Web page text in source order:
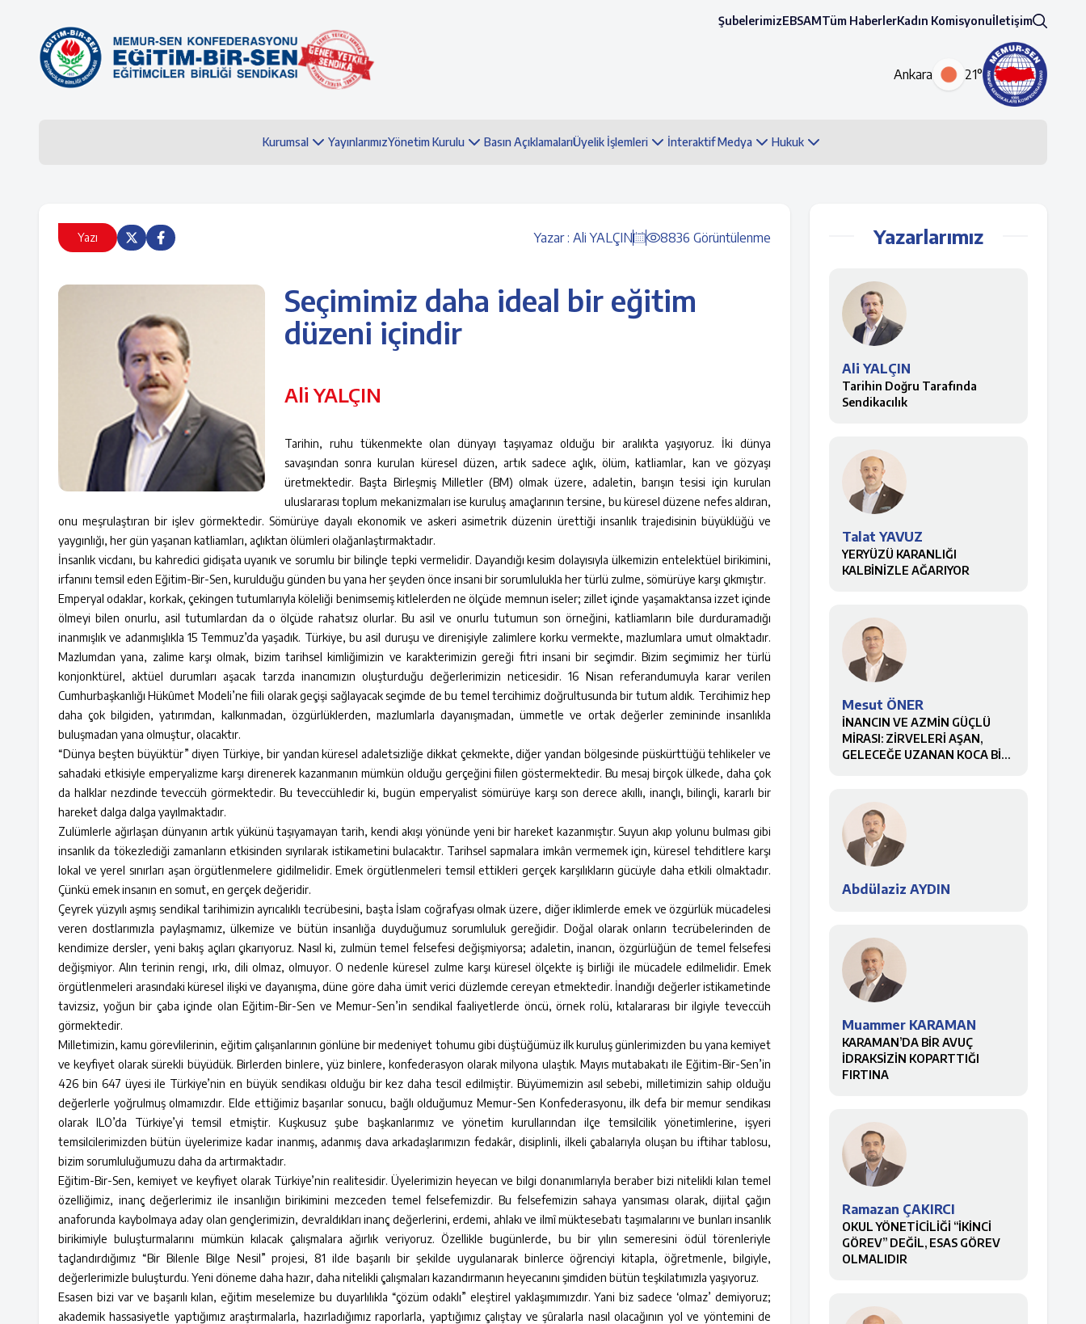
ŞubelerimizEBSAMTüm HaberlerKadın Komisyonuİletişim
Ankara 21°
Kurumsal YayınlarımızYönetim Kurulu Basın AçıklamalarıÜyelik İşlemleri İnteraktif Medya Hukuk
Yazı Yazar : Ali YALÇIN 8836 Görüntülenme
Seçimimiz daha ideal bir eğitim
düzeni içindir
Ali YALÇIN
Tarihin, ruhu tükenmekte olan dünyayı taşıyamaz olduğu bir aralıkta yaşıyoruz. İki dünya
savaşından sonra kurulan küresel düzen, artık sadece açlık, ölüm, katliamlar, kan ve gözyaşı
üretmektedir. Başta Birleşmiş Milletler (BM) olmak üzere, adaletin, barışın tesisi için kurulan
uluslararası toplum mekanizmaları ise kuruluş amaçlarının tersine, bu küresel düzene nefes aldıran,
onu meşrulaştıran bir işlev görmektedir. Sömürüye dayalı ekonomik ve askeri asimetrik düzenin ürettiği insanlık trajedisinin büyüklüğü ve
yaygınlığı, her gün yaşanan katliamları, açlıktan ölümleri olağanlaştırmaktadır.
İnsanlık vicdanı, bu kahredici gidişata uyanık ve sorumlu bir bilinçle tepki vermelidir. Dayandığı kesim dolayısıyla ülkemizin entelektüel birikimini,
irfanını temsil eden Eğitim-Bir-Sen, kurulduğu günden bu yana her şeyden önce insani bir sorumlulukla her türlü zulme, sömürüye karşı çıkmıştır.
Emperyal odaklar, korkak, çekingen tutumlarıyla köleliği benimsemiş kitlelerden ne ölçüde memnun iseler; zillet içinde yaşamaktansa izzet içinde
ölmeyi bilen onurlu, asil tutumlardan da o ölçüde rahatsız olurlar. Bu asil ve onurlu tutumun son örneğini, katliamların bile durduramadığı
inanmışlık ve adanmışlıkla 15 Temmuz’da yaşadık. Türkiye, bu asil duruşu ve direnişiyle zalimlere korku vermekte, mazlumlara umut olmaktadır.
Mazlumdan yana, zalime karşı olmak, bizim tarihsel kimliğimizin ve karakterimizin gereği fıtri insani bir seçimdir. Bizim seçimimiz her türlü
konjonktürel, aktüel durumları aşacak tarzda inancımızın oluşturduğu değerlerimizin neticesidir. 16 Nisan referandumuyla karar verilen
Cumhurbaşkanlığı Hükûmet Modeli’ne fiili olarak geçişi sağlayacak seçimde de bu temel tercihimiz doğrultusunda bir tutum aldık. Tercihimiz hep
daha çok bilgiden, yatırımdan, kalkınmadan, özgürlüklerden, mazlumlarla dayanışmadan, ümmetle ve ortak değerler zemininde insanlıkla
buluşmadan yana olmuştur, olacaktır.
“Dünya beşten büyüktür” diyen Türkiye, bir yandan küresel adaletsizliğe dikkat çekmekte, diğer yandan bölgesinde püskürttüğü tehlikeler ve
sahadaki etkisiyle emperyalizme karşı direnerek kazanmanın mümkün olduğu gerçeğini fiilen göstermektedir. Bu mesaj birçok ülkede, daha çok
da halklar nezdinde teveccüh görmektedir. Bu teveccühledir ki, bugün emperyalist sömürüye karşı son derece akıllı, inançlı, bilinçli, kararlı bir
hareket dalga dalga yayılmaktadır.
Zulümlerle ağırlaşan dünyanın artık yükünü taşıyamayan tarih, kendi akışı yönünde yeni bir hareket kazanmıştır. Suyun akıp yolunu bulması gibi
insanlık da tökezlediği zamanların etkisinden sıyrılarak istikametini bulacaktır. Tarihsel sapmalara imkân vermemek için, küresel tehditlere karşı
lokal ve yerel sınırları aşan örgütlenmelere gidilmelidir. Emek örgütlenmeleri temsil ettikleri gerçek karşılıkların gücüyle daha etkili olmaktadır.
Çünkü emek insanın en somut, en gerçek değeridir.
Çeyrek yüzyılı aşmış sendikal tarihimizin ayrıcalıklı tecrübesini, başta İslam coğrafyası olmak üzere, diğer iklimlerde emek ve özgürlük mücadelesi
veren dostlarımızla paylaşmamız, ülkemize ve bütün insanlığa duyduğumuz sorumluluk gereğidir. Doğal olarak onların tecrübelerinden de
kendimize dersler, yeni bakış açıları çıkarıyoruz. Nasıl ki, zulmün temel felsefesi değişmiyorsa; adaletin, inancın, özgürlüğün de temel felsefesi
değişmiyor. Alın terinin rengi, ırkı, dili olmaz, olmuyor. O nedenle küresel zulme karşı küresel ölçekte iş birliği ile mücadele edilmelidir. Emek
örgütlenmeleri arasındaki küresel ilişki ve dayanışma, düne göre daha ümit verici düzlemde cereyan etmektedir. İnandığı değerler istikametinde
tavizsiz, yoğun bir çaba içinde olan Eğitim-Bir-Sen ve Memur-Sen’in sendikal faaliyetlerde öncü, örnek rolü, kıtalararası bir ilgiyle teveccüh
görmektedir.
Milletimizin, kamu görevlilerinin, eğitim çalışanlarının gönlüne bir medeniyet tohumu gibi düştüğümüz ilk kuruluş günlerimizden bu yana kemiyet
ve keyfiyet olarak sürekli büyüdük. Birlerden binlere, yüz binlere, konfederasyon olarak milyona ulaştık. Mayıs mutabakatı ile Eğitim-Bir-Sen’in
426 bin 647 üyesi ile Türkiye’nin en büyük sendikası olduğu bir kez daha tescil edilmiştir. Büyümemizin asıl sebebi, milletimizin sahip olduğu
değerlerle yoğrulmuş olmamızdır. Elde ettiğimiz başarılar sonucu, bağlı olduğumuz Memur-Sen Konfederasyonu, ilk defa bir memur sendikası
olarak ILO’da Türkiye’yi temsil etmiştir. Kuşkusuz şube başkanlarımız ve yönetim kurullarından ilçe temsilcilik yönetimlerine, işyeri
temsilcilerimizden bütün üyelerimize kadar inanmış, adanmış dava arkadaşlarımızın fedakâr, disiplinli, ilkeli çabalarıyla oluşan bu iftihar tablosu,
bizim sorumluluğumuzu daha da artırmaktadır.
Eğitim-Bir-Sen, kemiyet ve keyfiyet olarak Türkiye’nin realitesidir. Üyelerimizin heyecan ve bilgi donanımlarıyla beraber bizi nitelikli kılan temel
özelliğimiz, inanç değerlerimiz ile insanlığın birikimini mezceden temel felsefemizdir. Bu felsefemizin sahaya yansıması olarak, dijital çağın
anaforunda kaybolmaya aday olan gençlerimizin, devraldıkları inanç değerlerini, erdemi, ahlakı ve ilmî müktesebatı taşımalarını ve bunları insanlık
birikimiyle buluşturmalarını mümkün kılacak çalışmalara ağırlık veriyoruz. Özellikle bugünlerde, bu bir yılın semeresini ödül törenleriyle
taçlandırdığımız “Bir Bilenle Bilge Nesil” projesi, 81 ilde başarılı bir şekilde uygulanarak binlerce öğrenciyi kitapla, öğretmenle, bilgiyle,
değerlerimizle buluşturdu. Yeni döneme daha hazır, daha nitelikli çalışmaları kazandırmanın heyecanını şimdiden bütün teşkilatımızla yaşıyoruz.
Esasen bizi var ve başarılı kılan, eğitim meselemize bu duyarlılıkla “çözüm odaklı” eleştirel yaklaşımımızdır. Yani biz sadece ‘olmaz’ demiyoruz;
akademik hassasiyetle yaptığımız araştırmalarla, hazırladığımız raporlarla, yaptığımız çalıştay ve şûralarla nasıl olacağının yol ve yöntemini de
Yazarlarımız
Ali YALÇIN
Tarihin Doğru Tarafında
Sendikacılık
Talat YAVUZ
YERYÜZÜ KARANLIĞI
KALBİNİZLE AĞARIYOR
Mesut ÖNER
İNANCIN VE AZMİN GÜÇLÜ
MİRASI: ZİRVELERİ AŞAN,
GELECEĞE UZANAN KOCA BİR
Abdülaziz AYDIN
Muammer KARAMAN
KARAMAN’DA BİR AVUÇ
İDRAKSİZİN KOPARTTIĞI
FIRTINA
Ramazan ÇAKIRCI
OKUL YÖNETİCİLİĞİ “İKİNCİ
GÖREV” DEĞİL, ESAS GÖREV
OLMALIDIR